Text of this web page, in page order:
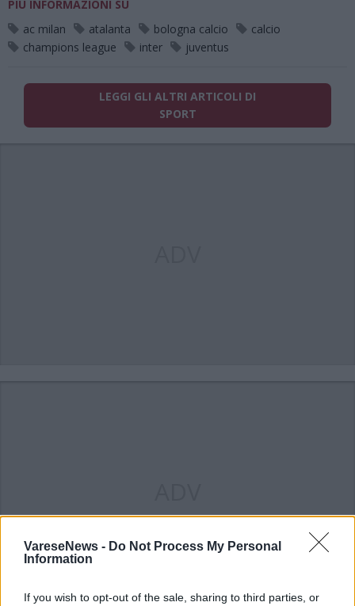
VareseNews - Do Not Process My Personal
Information
If you wish to opt-out of the sale, sharing to third parties, or
PIÙ INFORMAZIONI SU
ac milan
atalanta bologna calcio
calcio
champions league
inter juventus
LEGGI GLI ALTRI ARTICOLI DI
SPORT